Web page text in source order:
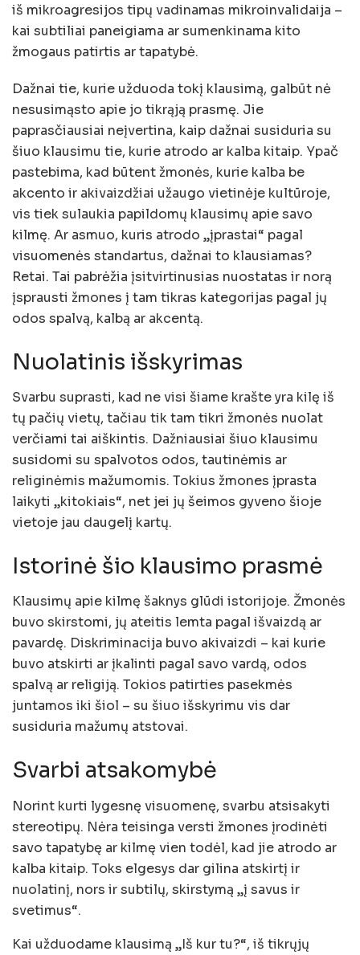
iš mikroagresijos tipų vadinamas mikroinvalidaija –
kai subtiliai paneigiama ar sumenkinama kito
žmogaus patirtis ar tapatybė.
Dažnai tie, kurie užduoda tokį klausimą, galbūt nė
nesusimąsto apie jo tikrąją prasmę. Jie
paprasčiausiai neįvertina, kaip dažnai susiduria su
šiuo klausimu tie, kurie atrodo ar kalba kitaip. Ypač
pastebima, kad būtent žmonės, kurie kalba be
akcento ir akivaizdžiai užaugo vietinėje kultūroje,
vis tiek sulaukia papildomų klausimų apie savo
kilmę. Ar asmuo, kuris atrodo „įprastai“ pagal
visuomenės standartus, dažnai to klausiamas?
Retai. Tai pabrėžia įsitvirtinusias nuostatas ir norą
įsprausti žmones į tam tikras kategorijas pagal jų
odos spalvą, kalbą ar akcentą.
Nuolatinis išskyrimas
Svarbu suprasti, kad ne visi šiame krašte yra kilę iš
tų pačių vietų, tačiau tik tam tikri žmonės nuolat
verčiami tai aiškintis. Dažniausiai šiuo klausimu
susidomi su spalvotos odos, tautinėmis ar
religinėmis mažumomis. Tokius žmones įprasta
laikyti „kitokiais“, net jei jų šeimos gyveno šioje
vietoje jau daugelį kartų.
Istorinė šio klausimo prasmė
Klausimų apie kilmę šaknys glūdi istorijoje. Žmonės
buvo skirstomi, jų ateitis lemta pagal išvaizdą ar
pavardę. Diskriminacija buvo akivaizdi – kai kurie
buvo atskirti ar įkalinti pagal savo vardą, odos
spalvą ar religiją. Tokios patirties pasekmės
juntamos iki šiol – su šiuo išskyrimu vis dar
susiduria mažumų atstovai.
Svarbi atsakomybė
Norint kurti lygesnę visuomenę, svarbu atsisakyti
stereotipų. Nėra teisinga versti žmones įrodinėti
savo tapatybę ar kilmę vien todėl, kad jie atrodo ar
kalba kitaip. Toks elgesys dar gilina atskirtį ir
nuolatinį, nors ir subtilų, skirstymą „į savus ir
svetimus“.
Kai užduodame klausimą „Iš kur tu?“, iš tikrųjų